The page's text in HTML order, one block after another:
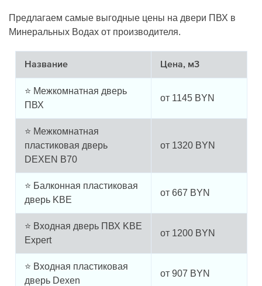
Предлагаем самые выгодные цены на двери ПВХ в
Минеральных Водах от производителя.
Название Цена, м3
⭐ Межкомнатная дверь
ПВХ
от 1145 BYN
⭐ Межкомнатная
пластиковая дверь
DEXEN B70
от 1320 BYN
⭐ Балконная пластиковая
дверь KBE
от 667 BYN
⭐ Входная дверь ПВХ KBE
Expert
от 1200 BYN
⭐ Входная пластиковая
дверь Dexen
от 907 BYN